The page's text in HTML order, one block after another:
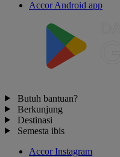
Accor Android app
Butuh bantuan?
Berkunjung
Destinasi
Semesta ibis
Accor Instagram